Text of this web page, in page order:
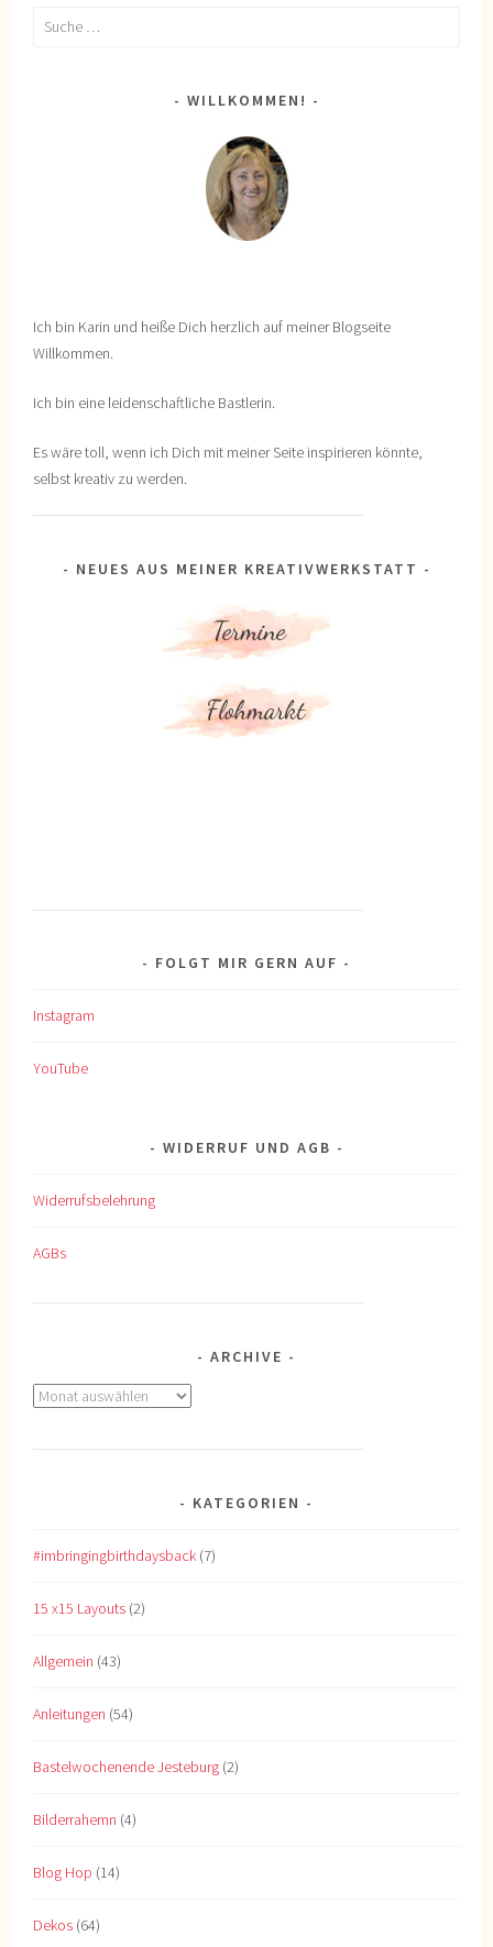
Suche
WILLKOMMEN!
Ich bin Karin und heiße Dich herzlich auf meiner Blogseite
Willkommen.
Ich bin eine leidenschaftliche Bastlerin.
Es wäre toll, wenn ich Dich mit meiner Seite inspirieren könnte,
selbst kreativ zu werden.
NEUES AUS MEINER KREATIVWERKSTATT
FOLGT MIR GERN AUF
Instagram
YouTube
WIDERRUF UND AGB
Widerrufsbelehrung
AGBs
ARCHIVE
Archive
KATEGORIEN
#imbringingbirthdaysback (7)
15 x15 Layouts (2)
Allgemein (43)
Anleitungen (54)
Bastelwochenende Jesteburg (2)
Bilderrahemn (4)
Blog Hop (14)
Dekos (64)